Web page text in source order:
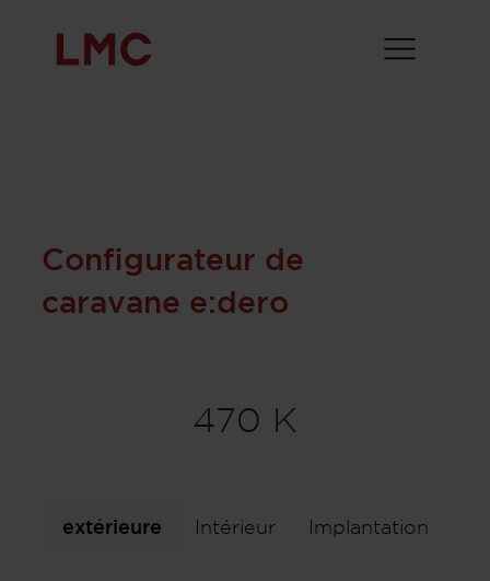
Configurateur de
caravane e:dero
470 K
extérieure Intérieur Implantation